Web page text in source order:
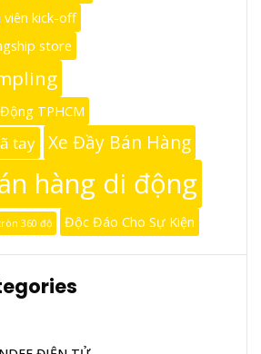
kick-off
store
TPHCM
tay Xe Đầy Bán Hàng
hàng di động
360 độ Độc Đáo Cho Sự Kiện